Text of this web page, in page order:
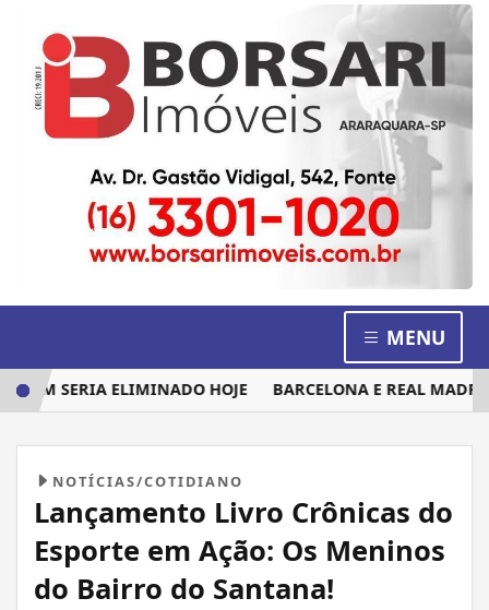
MENU
SERIA ELIMINADO HOJE BARCELONA E REAL MADRID
NOTÍCIAS/COTIDIANO
Lançamento Livro Crônicas do
Esporte em Ação: Os Meninos
do Bairro do Santana!